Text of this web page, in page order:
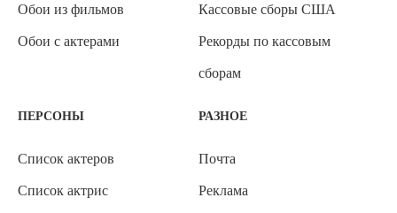
Обои из фильмов
Обои с актерами
Кассовые сборы США
Рекорды по кассовым
сборам
ПЕРСОНЫ
Список актеров
Список актрис
РАЗНОЕ
Почта
Реклама